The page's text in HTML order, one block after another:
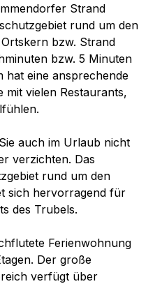
Strand
rund um den
bzw. Strand
bzw. 5 Minuten
hat eine ansprechende
mit vielen Restaurants,
auch im Urlaub nicht
verzichten. Das
rund um den
sich hervorragend für
des Trubels.
Ferienwohnung
Der große
verfügt über